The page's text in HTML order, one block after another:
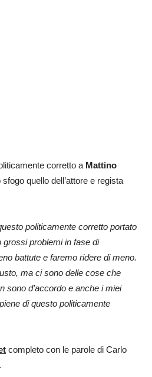
corretto a Mattino
quello dell’attore e regista
politicamente corretto portato
grossi problemi in fase di
battute e faremo ridere di meno.
ma ci sono delle cose che
sono d’accordo e anche i miei
di questo politicamente
completo con le parole di Carlo